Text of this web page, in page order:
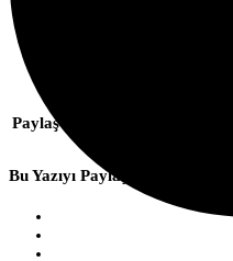
Paylaş
Bu Yazıyı Paylaş